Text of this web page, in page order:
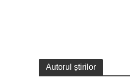
Autorul știrilor